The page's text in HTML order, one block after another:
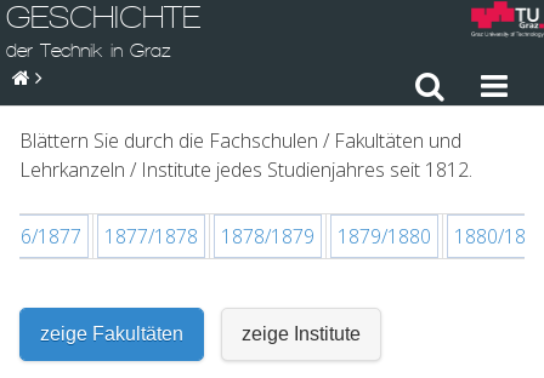
GESCHICHTE
der Technik in Graz
Blättern Sie durch die Fachschulen / Fakultäten und
Lehrkanzeln / Institute jedes Studienjahres seit 1812.
1877 1877/1878 1878/1879 1879/1880 1880/
zeige Fakultäten zeige Institute